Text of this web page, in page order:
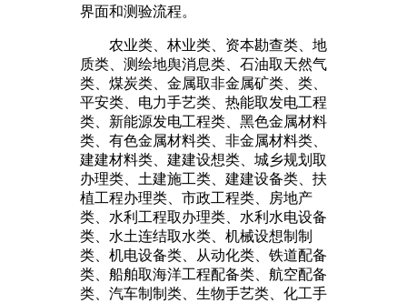
界面和测验流程。
农业类、林业类、资本勘查类、地
质类、测绘地舆消息类、石油取天然气
类、煤炭类、金属取非金属矿类、类、
平安类、电力手艺类、热能取发电工程
类、新能源发电工程类、黑色金属材料
类、有色金属材料类、非金属材料类、
建建材料类、建建设想类、城乡规划取
办理类、土建施工类、建建设备类、扶
植工程办理类、市政工程类、房地产
类、水利工程取办理类、水利水电设备
类、水土连结取水类、机械设想制制
类、机电设备类、从动化类、铁道配备
类、船舶取海洋工程配备类、航空配备
类、汽车制制类、生物手艺类、化工手